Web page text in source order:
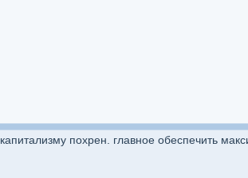
капитализму похрен. главное обеспечить